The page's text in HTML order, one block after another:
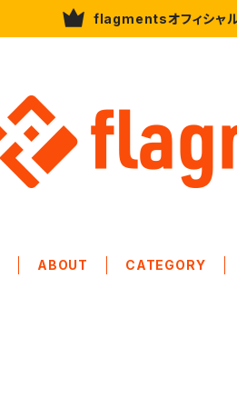
flagmentsオフィシャル
ABOUT CATEGORY